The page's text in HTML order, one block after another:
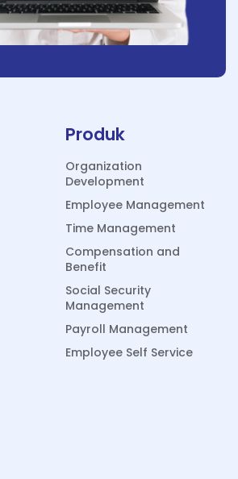
Produk
Organization
Development
Employee Management
Time Management
Compensation and
Benefit
Social Security
Management
Payroll Management
Employee Self Service